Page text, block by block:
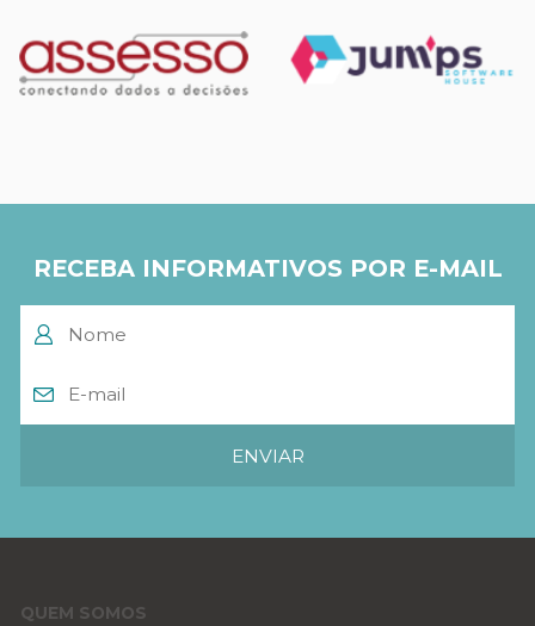
RECEBA INFORMATIVOS POR E-MAIL
QUEM SOMOS